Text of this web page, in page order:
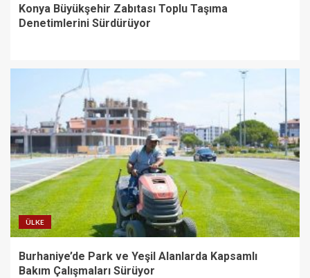
Konya Büyükşehir Zabıtası Toplu Taşıma
Denetimlerini Sürdürüyor
ÜLKE
Burhaniye’de Park ve Yeşil Alanlarda Kapsamlı
Bakım Çalışmaları Sürüyor